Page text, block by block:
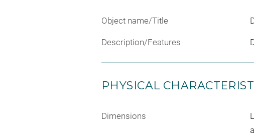
Object name/Title
Description/Features
PHYSICAL
Dimensions